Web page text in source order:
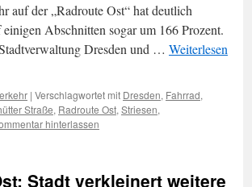
auf der „Radroute Ost“ hat deutlich
Abschnitten sogar um 166 Prozent.
Dresden und … Weiterlesen
| Verschlagwortet mit Dresden, Fahrrad,
Straße, Radroute Ost, Striesen,
hinterlassen
Stadt verkleinert weitere